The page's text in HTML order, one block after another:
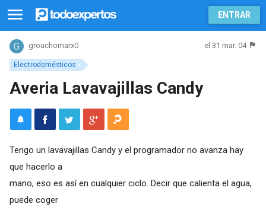
ENTRAR
Electrodomésticos
grouchomarx0 el 31 mar. 04
Averia Lavavajillas Candy
Tengo un lavavajillas Candy y el programador no avanza hay
que hacerlo a
mano, eso es así en cualquier ciclo. Decir que calienta el agua,
puede coger